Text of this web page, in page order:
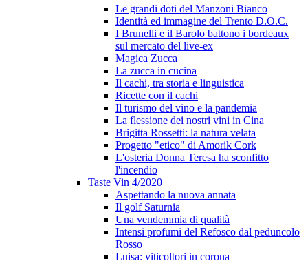
Le grandi doti del Manzoni Bianco
Identità ed immagine del Trento D.O.C.
I Brunelli e il Barolo battono i bordeaux
sul mercato del live-ex
Magica Zucca
La zucca in cucina
Il cachi, tra storia e linguistica
Ricette con il cachi
Il turismo del vino e la pandemia
La flessione dei nostri vini in Cina
Brigitta Rossetti: la natura velata
Progetto "etico" di Amorik Cork
L'osteria Donna Teresa ha sconfitto
l'incendio
Taste Vin 4/2020
Aspettando la nuova annata
Il golf Saturnia
Una vendemmia di qualità
Intensi profumi del Refosco dal peduncolo
Rosso
Luisa: viticoltori in corona